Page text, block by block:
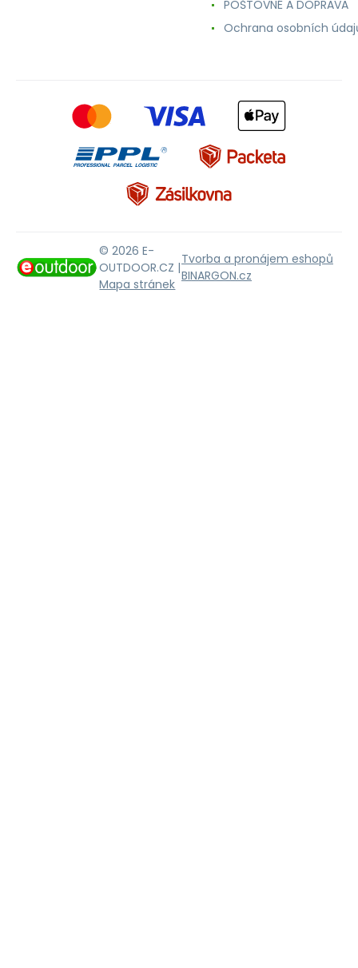
POŠTOVNÉ A DOPRAVA
Ochrana osobních
© 2026 E-
OUTDOOR.CZ |
Mapa stránek
Tvorba a pronájem eshopů
BINARGON.cz